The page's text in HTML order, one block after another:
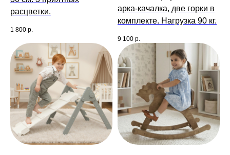
расцветки.
1 800 р.
арка-качалка, две горки в
комплекте. Нагрузка 90 кг.
9 100 р.